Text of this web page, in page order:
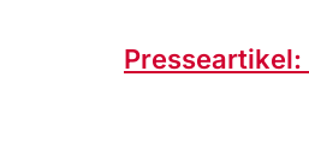
Presseartikel: